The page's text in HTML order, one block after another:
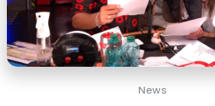
News